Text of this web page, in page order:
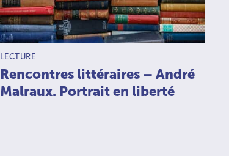
TYPE D’ACTIVITÉ :
LECTURE
Rencontres littéraires – André
Malraux. Portrait en liberté